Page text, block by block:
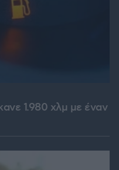
1.980 χλμ με έναν